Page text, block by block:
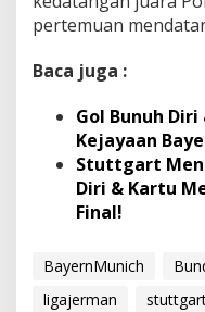
pertemuan
Baca juga :
Gol Bunuh
Kejayaan
Stuttgart
Diri & Kartu
Final!
BayernMunich
ligajerman